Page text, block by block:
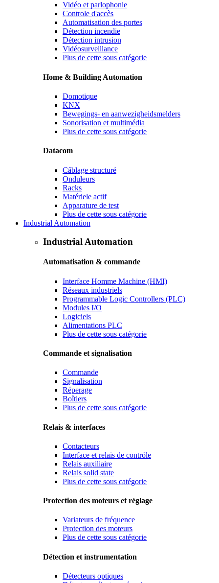
Vidéo et parlophonie
Controle d'accès
Automatisation des portes
Détection incendie
Détection intrusion
Vidéosurveillance
Plus de cette sous catégorie
Home & Building Automation
Domotique
KNX
Bewegings- en aanwezigheidsmelders
Sonorisation et multimédia
Plus de cette sous catégorie
Datacom
Câblage structuré
Onduleurs
Racks
Matériele actif
Apparature de test
Plus de cette sous catégorie
Industrial Automation
Industrial Automation
Automatisation & commande
Interface Homme Machine (HMI)
Réseaux industriels
Programmable Logic Controllers (PLC)
Modules I/O
Logiciels
Alimentations PLC
Plus de cette sous catégorie
Commande et signalisation
Commande
Signalisation
Réperage
Boîtiers
Plus de cette sous catégorie
Relais & interfaces
Contacteurs
Interface et relais de contröle
Relais auxiliaire
Relais solid state
Plus de cette sous catégorie
Protection des moteurs et réglage
Variateurs de fréquence
Protection des moteurs
Plus de cette sous catégorie
Détection et instrumentation
Détecteurs optiques